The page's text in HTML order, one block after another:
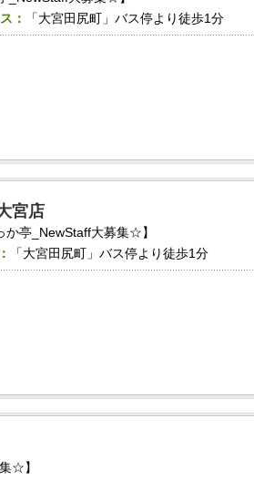
： 「大宮田尻町」バス停より徒歩1分
宮店
か亭_NewStaff大募集☆】
「大宮田尻町」バス停より徒歩1分
☆】